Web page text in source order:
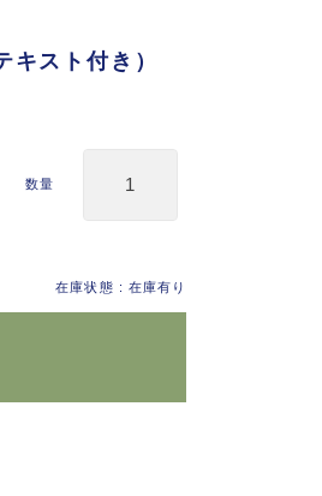
スト付き）
在庫状態 : 在庫有り
数量